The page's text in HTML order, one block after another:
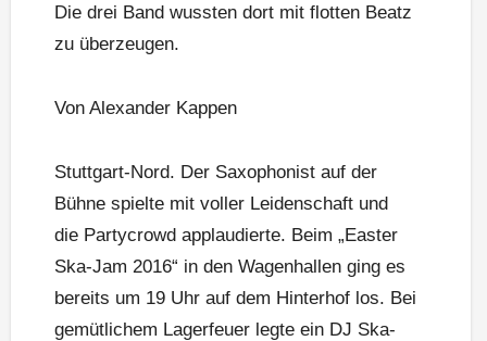
Die drei Band wussten dort mit flotten Beatz
zu überzeugen.
Von Alexander Kappen
Stuttgart-Nord. Der Saxophonist auf der
Bühne spielte mit voller Leidenschaft und
die Partycrowd applaudierte. Beim „Easter
Ska-Jam 2016“ in den Wagenhallen ging es
bereits um 19 Uhr auf dem Hinterhof los. Bei
gemütlichem Lagerfeuer legte ein DJ Ska-